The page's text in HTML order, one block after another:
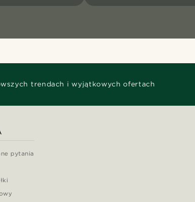
trendach i wyjątkowych ofertach
pytania